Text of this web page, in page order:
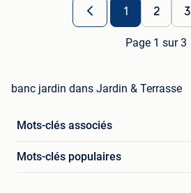
1 2 3
Page 1 sur 3
banc jardin dans Jardin & Terrasse
Mots-clés associés
Mots-clés populaires